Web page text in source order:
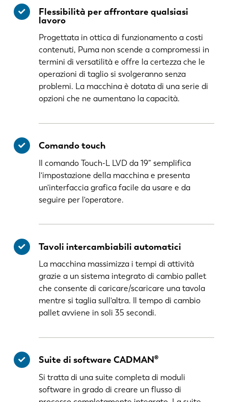
Flessibilità per affrontare qualsiasi
lavoro
Progettata in ottica di funzionamento a costi
contenuti, Puma non scende a compromessi in
termini di versatilità e offre la certezza che le
operazioni di taglio si svolgeranno senza
problemi. La macchina è dotata di una serie di
opzioni che ne aumentano la capacità.
Comando touch
Il comando Touch-L LVD da 19” semplifica
l'impostazione della macchina e presenta
un'interfaccia grafica facile da usare e da
seguire per l'operatore.
Tavoli intercambiabili automatici
La macchina massimizza i tempi di attività
grazie a un sistema integrato di cambio pallet
che consente di caricare/scaricare una tavola
mentre si taglia sull'altra. Il tempo di cambio
pallet avviene in soli 35 secondi.
Suite di software CADMAN®
Si tratta di una suite completa di moduli
software in grado di creare un flusso di